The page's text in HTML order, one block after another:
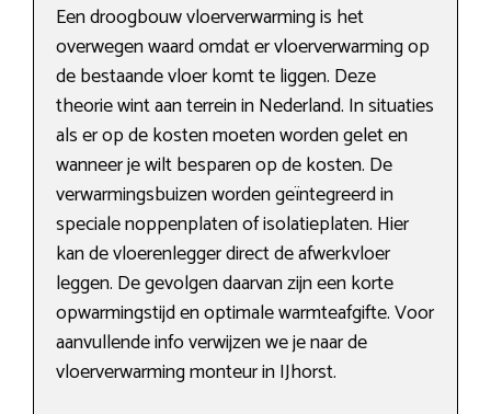
Een droogbouw vloerverwarming is het
overwegen waard omdat er vloerverwarming op
de bestaande vloer komt te liggen. Deze
theorie wint aan terrein in Nederland. In situaties
als er op de kosten moeten worden gelet en
wanneer je wilt besparen op de kosten. De
verwarmingsbuizen worden geïntegreerd in
speciale noppenplaten of isolatieplaten. Hier
kan de vloerenlegger direct de afwerkvloer
leggen. De gevolgen daarvan zijn een korte
opwarmingstijd en optimale warmteafgifte. Voor
aanvullende info verwijzen we je naar de
vloerverwarming monteur in IJhorst.